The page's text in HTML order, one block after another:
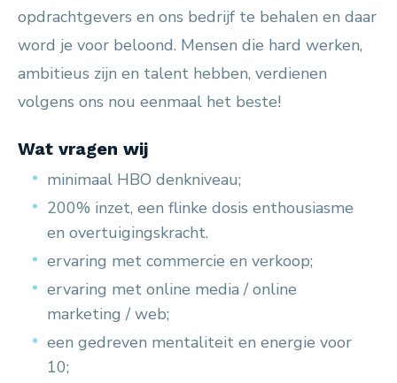
opdrachtgevers en ons bedrijf te behalen en daar
word je voor beloond. Mensen die hard werken,
ambitieus zijn en talent hebben, verdienen
volgens ons nou eenmaal het beste!
Wat vragen wij
minimaal HBO denkniveau;
200% inzet, een flinke dosis enthousiasme
en overtuigingskracht.
ervaring met commercie en verkoop;
ervaring met online media / online
marketing / web;
een gedreven mentaliteit en energie voor
10;